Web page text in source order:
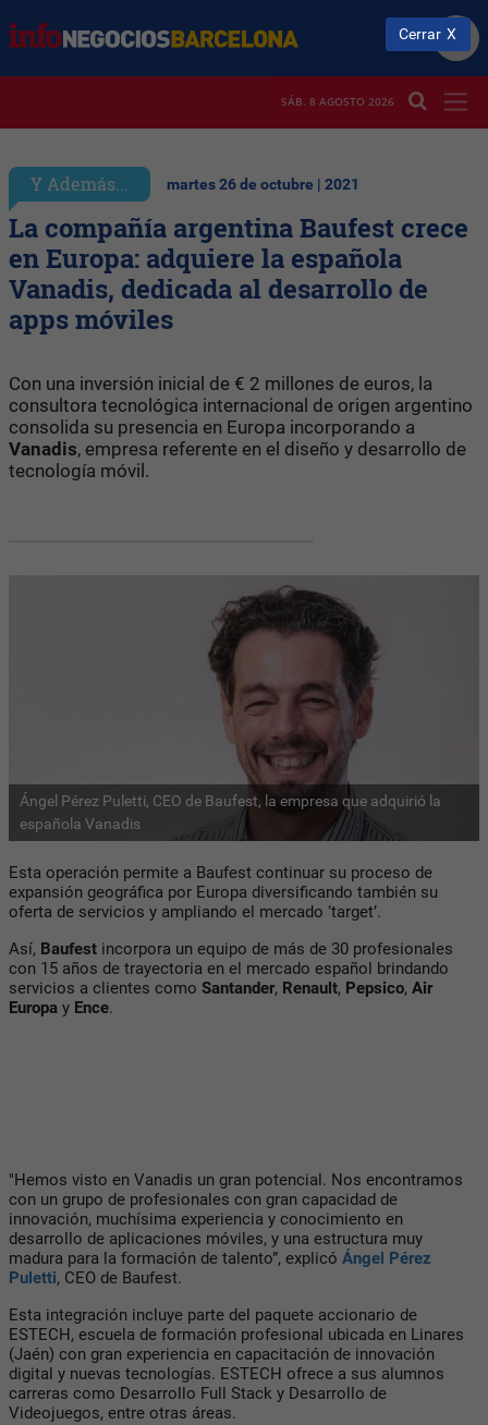
SÁB. 8 AGOSTO 2026
Y Además... martes 26 de octubre | 2021
La compañía argentina Baufest crece
en Europa: adquiere la española
Vanadis, dedicada al desarrollo de
apps móviles
Con una inversión inicial de € 2 millones de euros, la
consultora tecnológica internacional de origen argentino
consolida su presencia en Europa incorporando a
Vanadis, empresa referente en el diseño y desarrollo de
tecnología móvil.
Ángel Pérez Puletti, CEO de Baufest, la empresa que adquirió la
española Vanadis
Esta operación permite a Baufest continuar su proceso de
expansión geográfica por Europa diversificando también su
oferta de servicios y ampliando el mercado ‘target’.
Así, Baufest incorpora un equipo de más de 30 profesionales
con 15 años de trayectoria en el mercado español brindando
servicios a clientes como Santander, Renault, Pepsico, Air
Europa y Ence.
"Hemos visto en Vanadis un gran potencial. Nos encontramos
con un grupo de profesionales con gran capacidad de
innovación, muchísima experiencia y conocimiento en
desarrollo de aplicaciones móviles, y una estructura muy
madura para la formación de talento”, explicó Ángel Pérez
Puletti, CEO de Baufest.
Esta integración incluye parte del paquete accionario de
ESTECH, escuela de formación profesional ubicada en Linares
(Jaén) con gran experiencia en capacitación de innovación
digital y nuevas tecnologías. ESTECH ofrece a sus alumnos
carreras como Desarrollo Full Stack y Desarrollo de
Videojuegos, entre otras áreas.
Cerrar